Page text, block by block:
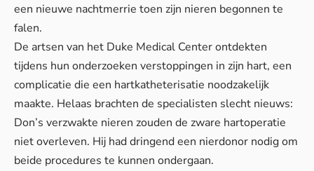
een nieuwe nachtmerrie toen zijn nieren begonnen te
falen.
De artsen van het Duke Medical Center ontdekten
tijdens hun onderzoeken verstoppingen in zijn hart, een
complicatie die een hartkatheterisatie noodzakelijk
maakte. Helaas brachten de specialisten slecht nieuws:
Don’s verzwakte nieren zouden de zware hartoperatie
niet overleven. Hij had dringend een nierdonor nodig om
beide procedures te kunnen ondergaan.